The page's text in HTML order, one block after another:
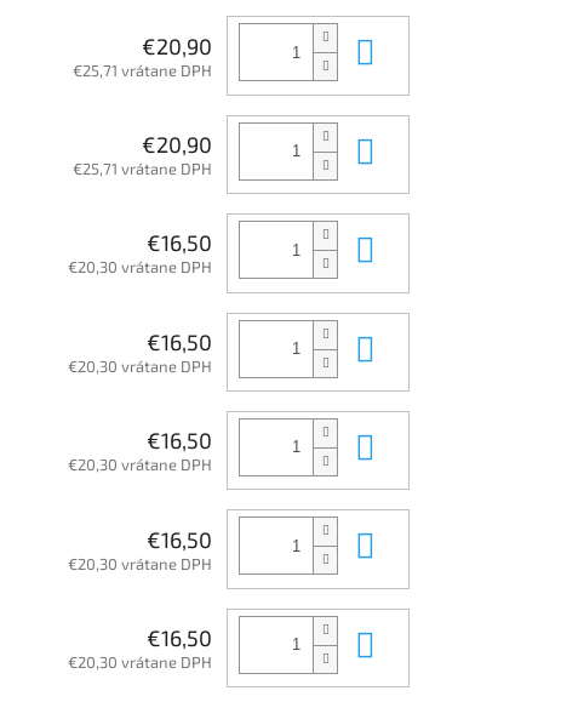
€20,90
€25,71 vrátane DPH
€20,90
€25,71 vrátane DPH
€16,50
€20,30 vrátane DPH
€16,50
€20,30 vrátane DPH
€16,50
€20,30 vrátane DPH
€16,50
€20,30 vrátane DPH
€16,50
€20,30 vrátane DPH